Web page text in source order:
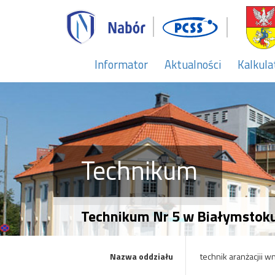
Informator Aktualności
Technikum
Technikum Nr 5 w
Nazwa oddziału technik aranżacjii